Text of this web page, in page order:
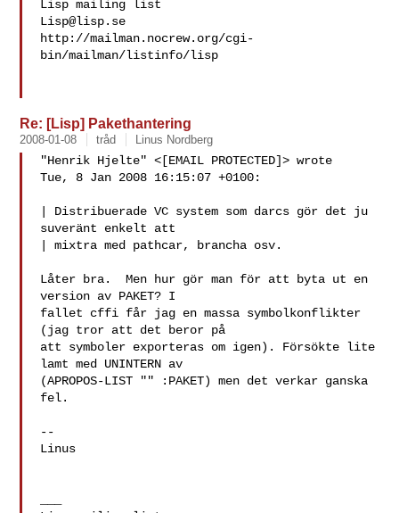
Lisp@lisp.se
http://mailman.nocrew.org/cgi-
bin/mailman/listinfo/lisp
Re: [Lisp] Pakethantering
2008-01-08 tråd Linus Nordberg
"Henrik Hjelte" <[EMAIL PROTECTED]> wrote
Tue, 8 Jan 2008 16:15:07 +0100:
| Distribuerade VC system som darcs gör det ju
suveränt enkelt att
| mixtra med pathcar, brancha osv.
Låter bra.  Men hur gör man för att byta ut en
version av PAKET? I
fallet cffi får jag en massa symbolkonflikter
(jag tror att det beror på
att symboler exporteras om igen). Försökte lite
lamt med UNINTERN av
(APROPOS-LIST "" :PAKET) men det verkar ganska
fel.
--
Linus